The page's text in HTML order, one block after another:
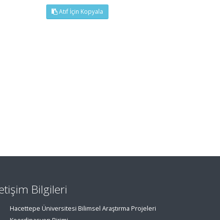
Atıf İçin Kopyala
Bilgileri
Hacettepe Üniversitesi Bilimsel Araştırma Projeleri